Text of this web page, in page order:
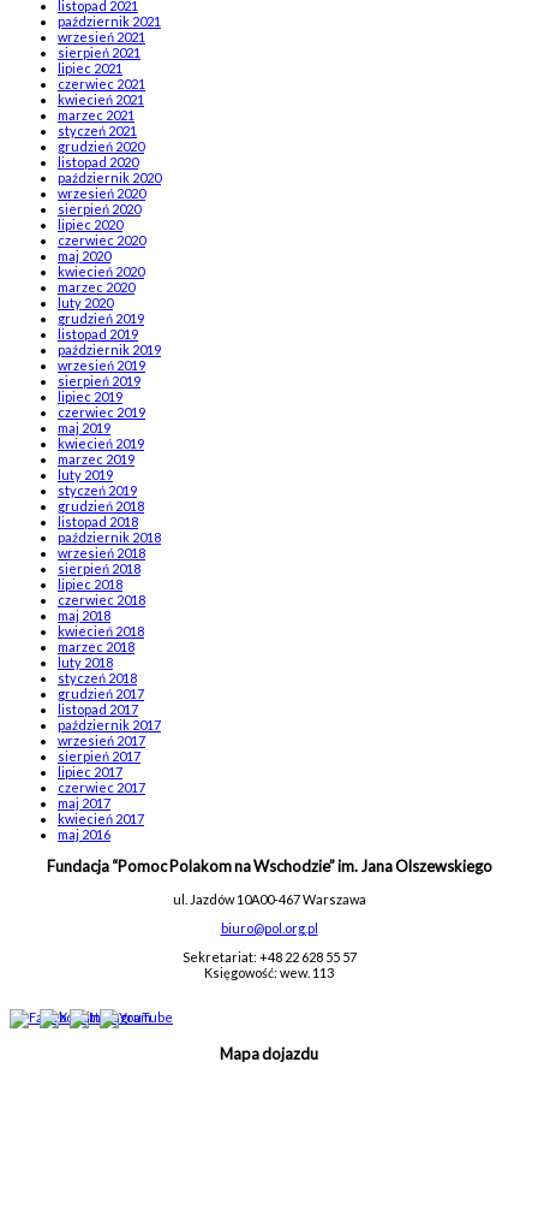
listopad 2021
październik 2021
wrzesień 2021
sierpień 2021
lipiec 2021
czerwiec 2021
kwiecień 2021
marzec 2021
styczeń 2021
grudzień 2020
listopad 2020
październik 2020
wrzesień 2020
sierpień 2020
lipiec 2020
czerwiec 2020
maj 2020
kwiecień 2020
marzec 2020
luty 2020
grudzień 2019
listopad 2019
październik 2019
wrzesień 2019
sierpień 2019
lipiec 2019
czerwiec 2019
maj 2019
kwiecień 2019
marzec 2019
luty 2019
styczeń 2019
grudzień 2018
listopad 2018
październik 2018
wrzesień 2018
sierpień 2018
lipiec 2018
czerwiec 2018
maj 2018
kwiecień 2018
marzec 2018
luty 2018
styczeń 2018
grudzień 2017
listopad 2017
październik 2017
wrzesień 2017
sierpień 2017
lipiec 2017
czerwiec 2017
maj 2017
kwiecień 2017
maj 2016
Fundacja “Pomoc Polakom na Wschodzie” im. Jana Olszewskiego
ul. Jazdów 10A00-467 Warszawa
biuro@pol.org.pl
Sekretariat: +48 22 628 55 57
Księgowość: wew. 113
Mapa dojazdu